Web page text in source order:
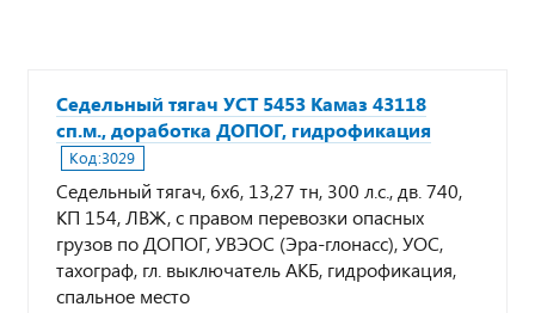
Седельный тягач УСТ 5453 Камаз 43118
сп.м., доработка ДОПОГ, гидрофикация
Код:3029
Седельный тягач, 6х6, 13,27 тн, 300 л.с., дв. 740,
КП 154, ЛВЖ, с правом перевозки опасных
грузов по ДОПОГ, УВЭОС (Эра-глонасс), УОС,
тахограф, гл. выключатель АКБ, гидрофикация,
спальное место